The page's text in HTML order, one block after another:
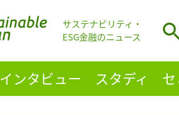
サステナビリティ・
ESG金融のニュース
インタビュー スタディ